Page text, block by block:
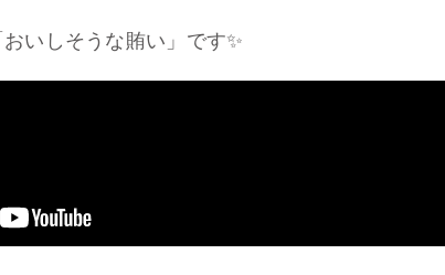
いしそうな賄い」です✨